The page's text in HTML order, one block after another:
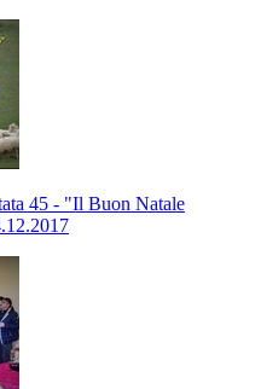
45 - "Il Buon Natale